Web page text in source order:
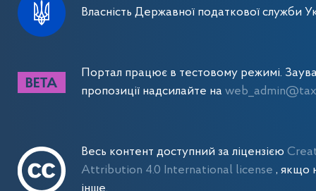
Власність Державної податкової служби
Портал працює в тестовому режимі.
пропозиції надсилайте на
Весь контент доступний за ліцензією
Attribution 4.0 International license , якщо
інше.